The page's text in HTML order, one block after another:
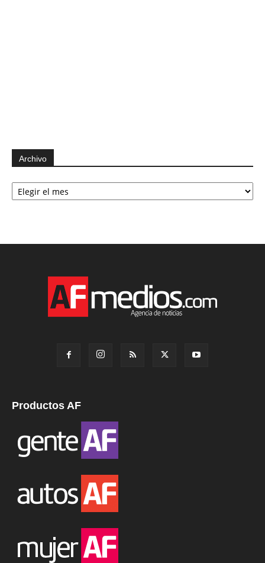
Archivo
Archivo
Productos AF